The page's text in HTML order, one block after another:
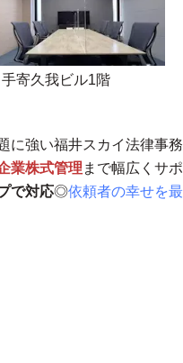
寄久我ビル1階
に強い福井スカイ法律事務
業株式管理 まで幅広くサポ
で対応◎依頼者の幸せを最